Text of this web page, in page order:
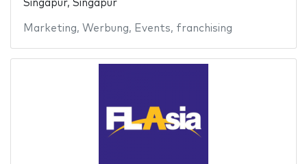
Singapur, Singapur
Marketing, Werbung, Events, franchising